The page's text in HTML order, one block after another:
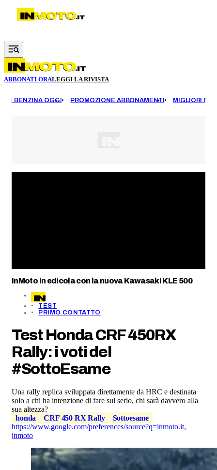
Vai al contenuto principale
ABBONATI ORALEGGI LA RIVISTA
BENZINA OGGI PROMOZIONE ABBONAMENTI MIGLIORI
InMoto in edicola con la nuova Kawasaki KLE 500
TEST
PRIMO CONTATTO
Test Honda CRF 450RX
Rally: i voti del
#SottoEsame
Una rally replica sviluppata direttamente da HRC e destinata
solo a chi ha intenzione di fare sul serio, chi sarà davvero alla
sua altezza?
honda
CRF 450 RX Rally
Sottoesame
https://www.google.com/preferences/source?q=inmoto.it,
inmoto